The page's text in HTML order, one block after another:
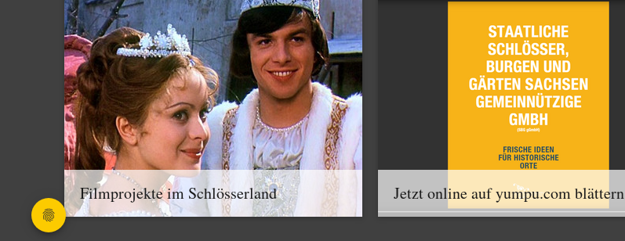
Filmprojekte im Schlösserland Jetzt online auf yumpu.com blättern